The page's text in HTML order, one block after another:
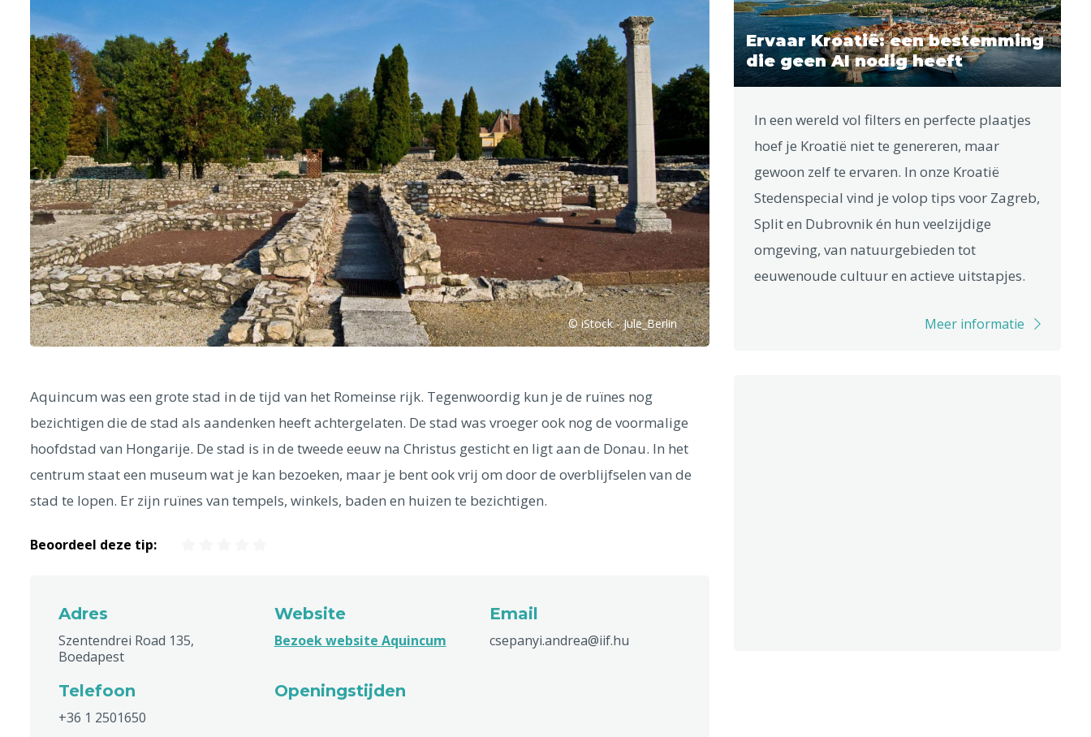
© iStock - Jule_Berlin
Aquincum was een grote stad in de tijd van het Romeinse rijk. Tegenwoordig kun je de ruïnes nog
bezichtigen die de stad als aandenken heeft achtergelaten. De stad was vroeger ook nog de voormalige
hoofdstad van Hongarije. De stad is in de tweede eeuw na Christus gesticht en ligt aan de Donau. In het
centrum staat een museum wat je kan bezoeken, maar je bent ook vrij om door de overblijfselen van de
stad te lopen. Er zijn ruïnes van tempels, winkels, baden en huizen te bezichtigen.
Beoordeel deze tip:
Adres
Szentendrei Road 135,
Boedapest
Website
Bezoek website Aquincum
Email
csepanyi.andrea@iif.hu
Telefoon
+36 1 2501650
Openingstijden
Ervaar Kroatië: een bestemming
die geen AI nodig heeft
In een wereld vol filters en perfecte plaatjes
hoef je Kroatië niet te genereren, maar
gewoon zelf te ervaren. In onze Kroatië
Stedenspecial vind je volop tips voor Zagreb,
Split en Dubrovnik én hun veelzijdige
omgeving, van natuurgebieden tot
eeuwenoude cultuur en actieve uitstapjes.
Meer informatie